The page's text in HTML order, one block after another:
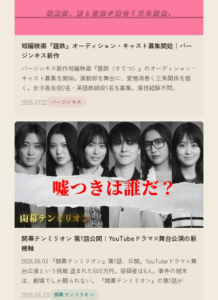
短編映画『蹉跌』オーディション・キャスト募集開始｜バー
ジンキス新作
バージンキス新作短編映画『蹉跌（さてつ）』のオーディション・
キャスト募集を開始。演劇部を舞台に、愛憎渦巻く三角関係を描
く。女子高生役2名・英語教師役1名を募集。演技経験不問。
2026.07.22 バージンキス
開幕テンミリオン 第1話公開｜YouTubeドラマ×舞台公演の新
機軸
2026.06.03 『開幕テンミリオン』第1話、公開。YouTubeドラマ×舞
台公演という挑戦 盗まれた500万円。容疑者は6人。事件の結末
は、劇場でしか観られない。 『開幕テンミリオン』の第1話が
2026.06.03 開幕テンミリオン